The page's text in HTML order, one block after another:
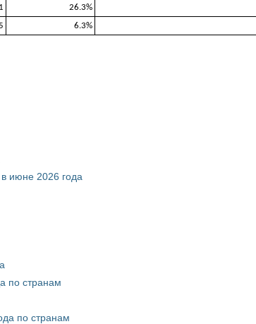
26.3%
6.3%
июне 2026 года
по странам
по странам